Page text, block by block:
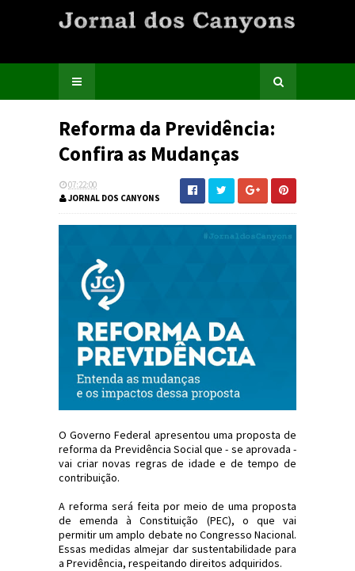
Reforma da Previdência:
Confira as Mudanças
07:22:00
JORNAL DOS CANYONS
O Governo Federal apresentou uma proposta de
reforma da Previdência Social que - se aprovada -
vai criar novas regras de idade e de tempo de
contribuição.
A reforma será feita por meio de uma proposta
de emenda à Constituição (PEC), o que vai
permitir um amplo debate no Congresso Nacional.
Essas medidas almejar dar sustentabilidade para
a Previdência, respeitando direitos adquiridos.